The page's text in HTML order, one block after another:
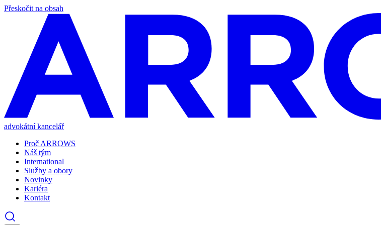
Přeskočit na obsah
advokátní kancelář
Proč ARROWS
Náš tým
International
Služby a obory
Novinky
Kariéra
Kontakt